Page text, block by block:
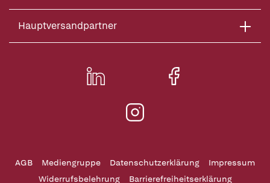
Hauptversandpartner
AGB Mediengruppe Datenschutzerklärung
Impressum
Widerrufsbelehrung
Barrierefreiheitserklärung